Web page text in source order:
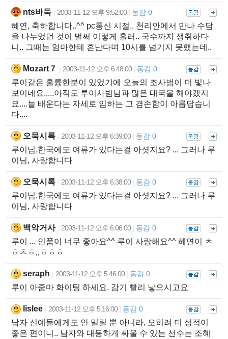
nts바둑 2003-11-12 오후 9:52:00 동감 0
혜연, 축하합니다..^^ pc통신 시절.. 천리안에서 만나 수담
을 나누었던 것이 벌써 이렇게 흘러.. 국수까지 쟁취하다
니.. 그때는 엄마한테 혼난다며 10시를 넘기지 못했는데..
Mozart７ 2003-11-12 오후 6:48:00 동감 0
루이같은 훌륭한분이 있었기에 오늘의 조사범이 더 빛나
보이네요.....아직도 루이사범님과 많은 대국을 해야겠지
요....늘 배운다는 자세로 임하는 그 겸손함이 아릅답습니
다....
오묵시록 2003-11-12 오후 6:39:00 동감 0
루이님,한국에도 여류가 있다는걸 아셧지요? ... 그러나 루
이님, 사랑합니다
오묵시록 2003-11-12 오후 6:38:00 동감 0
루이님,한국에도 여류가 있다는걸 아셧지요? ... 그러나 루
이님, 사랑합니다
백악거사 2003-11-12 오후 6:06:00 동감 0
루이 ... 인품이 너무 좋아요^^ 루이 사랑해요^^ 혜연이 ㅊ
ㅎㅊㅎ,,ㅎㅎㅎ
seraph 2003-11-12 오후 5:46:00 동감 0
루이 아줌마 화이팅 하세요. 감기 빨리 낳으시고요
lislee 2003-11-12 오후 5:16:00 동감 0
남자 신예들에게도 안 밀릴 뿐 아니라, 오히려 더 성적이
좋은 편이니.. 남자와 대등하게 싸울 수 있는 선수는 조혜